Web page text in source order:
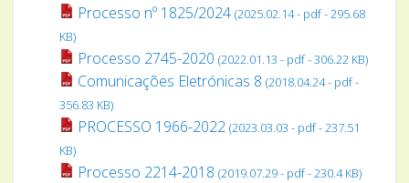
Processo nº 1825/2024 (2025.02.14 - pdf - 295.68
KB)
Processo 2745-2020 (2022.01.13 - pdf - 306.22 KB)
Comunicações Eletrónicas 8 (2018.04.24 - pdf -
356.83 KB)
PROCESSO 1966-2022 (2023.03.03 - pdf - 237.51
KB)
Processo 2214-2018 (2019.07.29 - pdf - 230.4 KB)